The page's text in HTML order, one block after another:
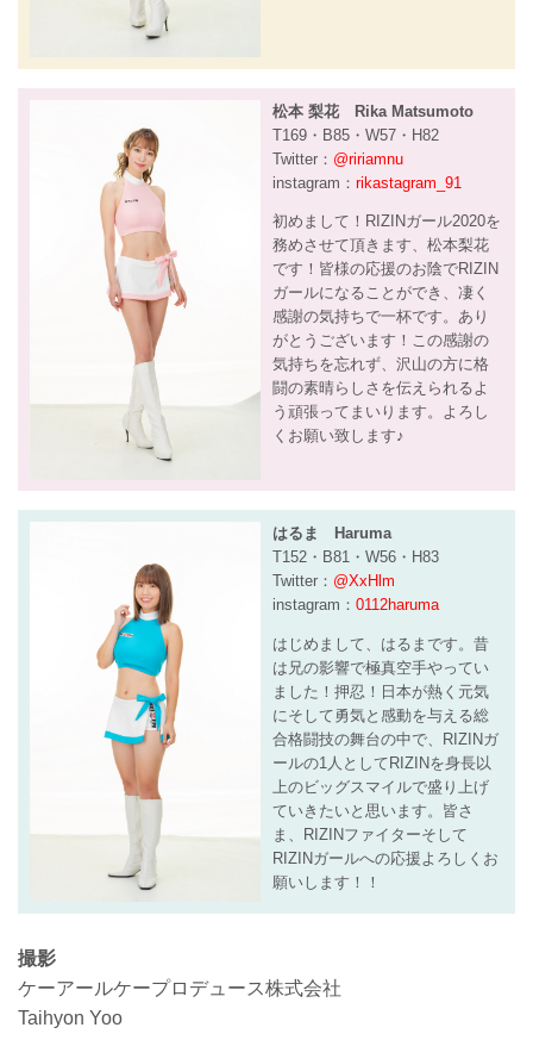
松本 梨花 Rika Matsumoto
T169・B85・W57・H82
Twitter： @ririamnu
instagram： rikastagram_91
初めまして！RIZINガール2020を
務めさせて頂きます、松本梨花
です！皆様の応援のお陰でRIZIN
ガールになることができ、凄く
感謝の気持ちで一杯です。あり
がとうございます！この感謝の
気持ちを忘れず、沢山の方に格
闘の素晴らしさを伝えられるよ
う頑張ってまいります。よろし
くお願い致します♪
はるま Haruma
T152・B81・W56・H83
Twitter： @XxHlm
instagram： 0112haruma
はじめまして、はるまです。昔
は兄の影響で極真空手やってい
ました！押忍！日本が熱く元気
にそして勇気と感動を与える総
合格闘技の舞台の中で、RIZINガ
ールの1人としてRIZINを身長以
上のビッグスマイルで盛り上げ
ていきたいと思います。皆さ
ま、RIZINファイターそして
RIZINガールへの応援よろしくお
願いします！！
撮影
ケーアールケープロデュース株式会社
Taihyon Yoo